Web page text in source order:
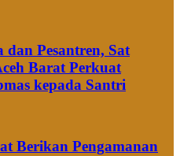
dan Pesantren, Sat
Barat Perkuat
kepada Santri
Berikan Pengamanan